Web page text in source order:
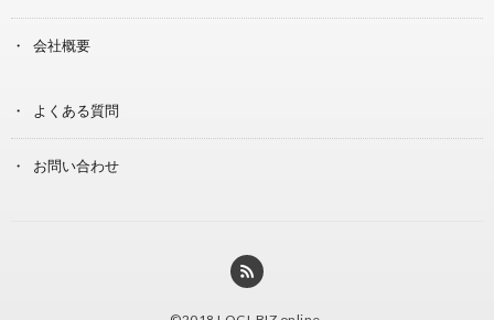
会社概要
よくある質問
お問い合わせ